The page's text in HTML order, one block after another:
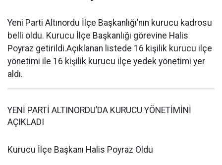
Yeni Parti Altınordu İlçe Başkanlığı’nın kurucu kadrosu
belli oldu. Kurucu İlçe Başkanlığı görevine Halis
Poyraz getirildi.Açıklanan listede 16 kişilik kurucu ilçe
yönetimi ile 16 kişilik kurucu ilçe yedek yönetimi yer
aldı.
YENİ PARTİ ALTINORDU’DA KURUCU YÖNETİMİNİ
AÇIKLADI
Kurucu İlçe Başkanı Halis Poyraz Oldu